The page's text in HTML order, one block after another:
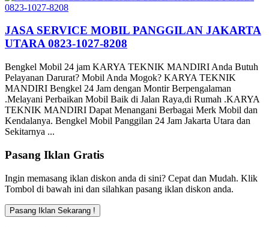
JASA SERVICE MOBIL PANGGILAN JAKARTA
UTARA 0823-1027-8208
Bengkel Mobil 24 jam KARYA TEKNIK MANDIRI Anda Butuh
Pelayanan Darurat? Mobil Anda Mogok? KARYA TEKNIK
MANDIRI Bengkel 24 Jam dengan Montir Berpengalaman
.Melayani Perbaikan Mobil Baik di Jalan Raya,di Rumah .KARYA
TEKNIK MANDIRI Dapat Menangani Berbagai Merk Mobil dan
Kendalanya. Bengkel Mobil Panggilan 24 Jam Jakarta Utara dan
Sekitarnya ...
Pasang Iklan Gratis
Ingin memasang iklan diskon anda di sini? Cepat dan Mudah. Klik
Tombol di bawah ini dan silahkan pasang iklan diskon anda.